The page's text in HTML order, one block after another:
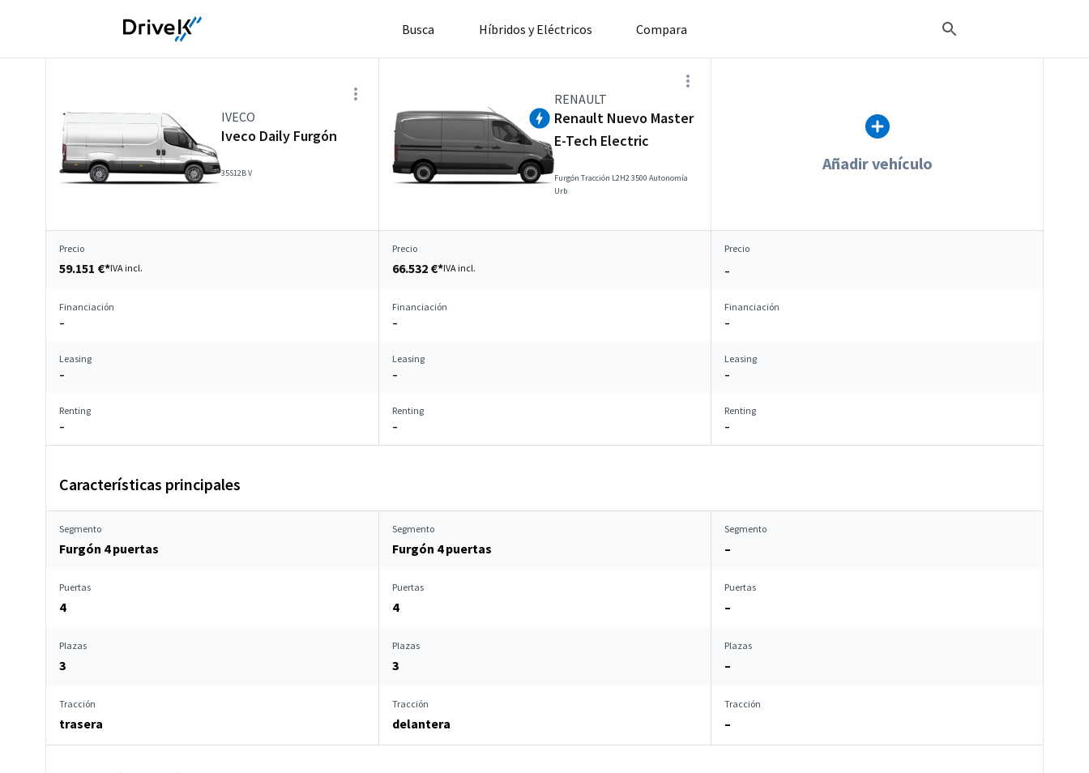
Busca Híbridos y Eléctricos Compara
IVECO
Iveco Daily Furgón
35S12B V
RENAULT
Renault Nuevo Master
E-Tech Electric
Furgón Tracción L2H2 3500 Autonomía
Urb
Añadir vehículo
Precio
59.151 €*IVA incl.
Precio
66.532 €*IVA incl.
Precio
–
Financiación
–
Financiación
–
Financiación
–
Leasing
–
Leasing
–
Leasing
–
Renting
–
Renting
–
Renting
–
Características principales
Segmento
Furgón 4 puertas
Segmento
Furgón 4 puertas
Segmento
–
Puertas
4
Puertas
4
Puertas
–
Plazas
3
Plazas
3
Plazas
–
Tracción
trasera
Tracción
delantera
Tracción
–